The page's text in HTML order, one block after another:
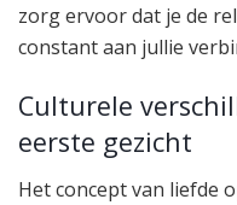
zorg ervoor dat je de
constant aan jullie
Culturele
eerste gezicht
Het concept van liefde